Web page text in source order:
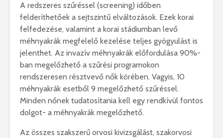
A redszeres szűréssel (screening) időben
felderíthetőek a sejtszintű elváltozások. Ezek korai
felfedezése, valamint a korai stádiumban levő
méhnyakrák megfelelő kezelése teljes gyógyulást is
jelenthet. Az invazív méhnyakrák előfordulása 90%-
ban megelőzhető a szűrési programokon
rendszeresen résztvevő nők körében. Vagyis, 10
méhnyakrák esetből 9 megelőzhető szűréssel.
Minden nőnek tudatosítania kell egy rendkívül fontos
dolgot- a méhnyakrák megelőzhető.
Az összes szakszerű orvosi kivizsgálást, szakorvosi